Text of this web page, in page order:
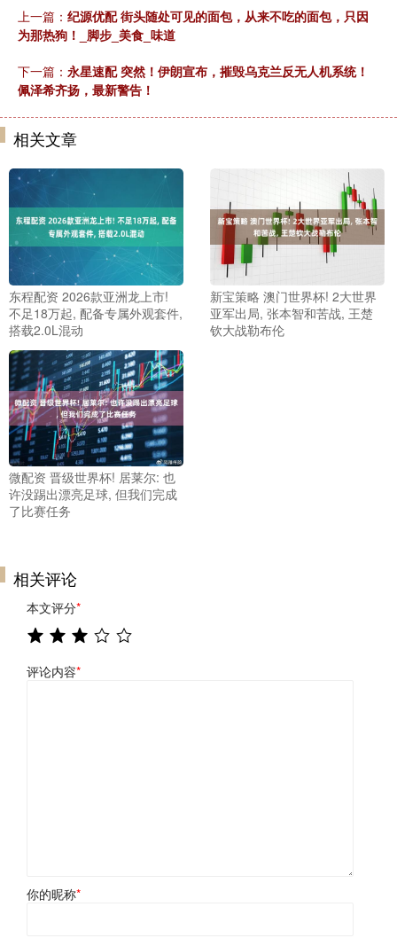
上一篇： 纪源优配 街头随处可见的面包，从来不吃的面包，只因
为那热狗！_脚步_美食_味道
下一篇： 永星速配 突然！伊朗宣布，摧毁乌克兰反无人机系统！
佩泽希齐扬，最新警告！
相关文章
东程配资 2026款亚洲龙上市!
不足18万起, 配备专属外观套件,
搭载2.0L混动
新宝策略 澳门世界杯! 2大世界
亚军出局, 张本智和苦战, 王楚
钦大战勒布伦
微配资 晋级世界杯! 居莱尔: 也
许没踢出漂亮足球, 但我们完成
了比赛任务
相关评论
本文评分*
评论内容*
你的昵称*